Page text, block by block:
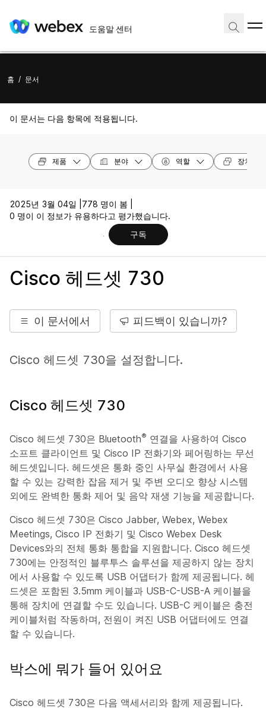
도움말 센터
홈 / 문서
이 문서는 다음 항목에 적용됩니다.
제품 분야 역할 장치 모
2025년 3월 04일 | 778 명이 봄 |
0 명이 이 정보가 유용하다고 평가했습니다.
구독
Cisco 헤드셋 730
이 문서에서 피드백이 있습니까?
Cisco 헤드셋 730을 설정합니다.
Cisco 헤드셋 730
Cisco 헤드셋 730은 Bluetooth® 연결을 사용하여 Cisco
소프트 클라이언트 및 Cisco IP 전화기와 페어링하는 무선
헤드셋입니다. 헤드셋은 통화 중인 사무실 환경에서 사용
할 수 있는 강력한 잡음 제거 및 주변 오디오 향상 시스템
외에도 완벽한 통화 제어 및 음악 재생 기능을 제공합니다.
Cisco 헤드셋 730은 Cisco Jabber, Webex, Webex
Meetings, Cisco IP 전화기 및 Cisco Webex Desk
Devices와의 전체 통화 통합을 지원합니다. Cisco 헤드셋
730에는 안정적인 블루투스 솔루션을 제공하지 않는 장치
에서 사용할 수 있도록 USB 어댑터가 함께 제공됩니다. 헤
드셋은 포함된 3.5mm 케이블과 USB-C-USB-A 케이블을
통해 장치에 연결할 수도 있습니다. USB-C 케이블은 충전
케이블처럼 작동하며, 전원이 켜진 USB 어댑터에도 연결
할 수 있습니다.
박스에 뭐가 들어 있어요
Cisco 헤드셋 730은 다음 액세서리와 함께 제공됩니다.